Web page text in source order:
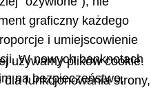
graficzny każdego
i umiejscowienie
W nowych banknotach
na bezpieczeństwo,
używamy plików cookie.
funkcjonowania strony,